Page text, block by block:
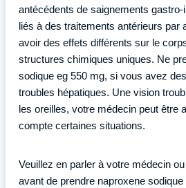
antécédents de saignements gastro-
liés à des traitements antérieurs par
avoir des effets différents sur le
structures chimiques uniques. Ne
sodique eg 550 mg, si vous avez
troubles hépatiques. Une vision
les oreilles, votre médecin peut être
compte certaines situations.
Veuillez en parler à votre médecin
avant de prendre naproxene